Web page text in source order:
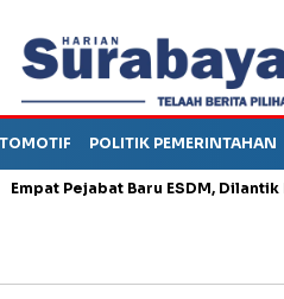
POLITIK PEMERINTAHAN
Pejabat Baru ESDM, Dilantik Bahlil